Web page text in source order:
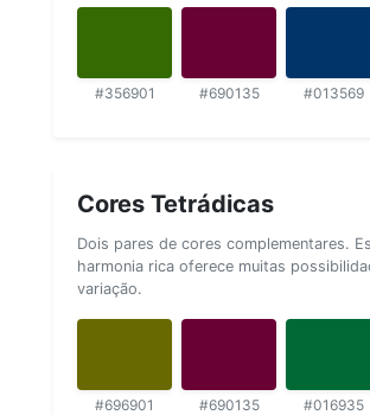
#356901 #690135 #013569
Cores Tetrádicas
Dois pares de cores complementares.
harmonia rica oferece muitas
variação.
#696901 #690135 #016935